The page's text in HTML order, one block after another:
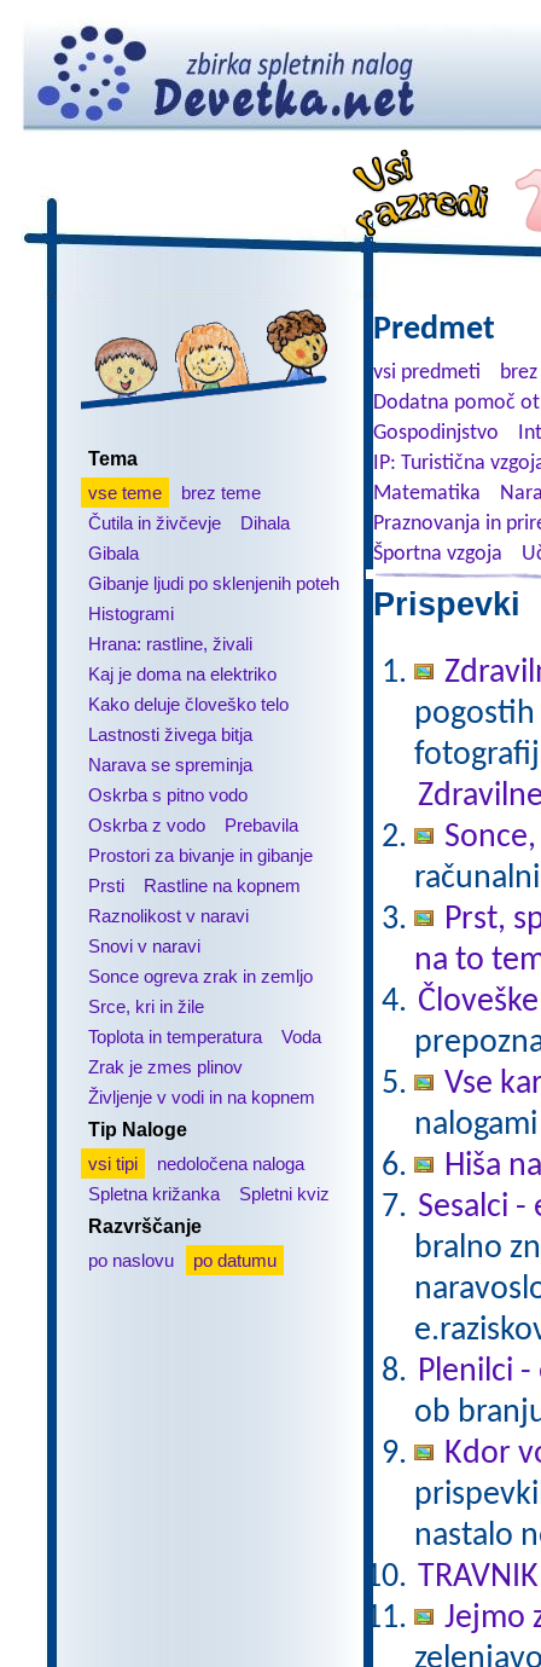
Tema
vse teme
brez teme
Čutila in živčevje
Dihala
Gibala
Gibanje ljudi po sklenjenih poteh
Histogrami
Hrana: rastline, živali
Kaj je doma na elektriko
Kako deluje človeško telo
Lastnosti živega bitja
Narava se spreminja
Oskrba s pitno vodo
Oskrba z vodo
Prebavila
Prostori za bivanje in gibanje
Prsti
Rastline na kopnem
Raznolikost v naravi
Snovi v naravi
Sonce ogreva zrak in zemljo
Srce, kri in žile
Toplota in temperatura
Voda
Zrak je zmes plinov
Življenje v vodi in na kopnem
Tip Naloge
vsi tipi
nedoločena naloga
Spletna križanka
Spletni kviz
Razvrščanje
po naslovu
po datumu
Predmet
vsi predmeti
Dodatna pomoč
Gospodinjstvo
IP: Turistična
Matematika
Praznovanja in
Športna vzgoja
Prispevki
pogostih
Prst,
na to
Vse
Hiša
Sesalci -
bralno
Plenilci -
ob
Kdor
nastalo
TRAVNIK
Jejmo